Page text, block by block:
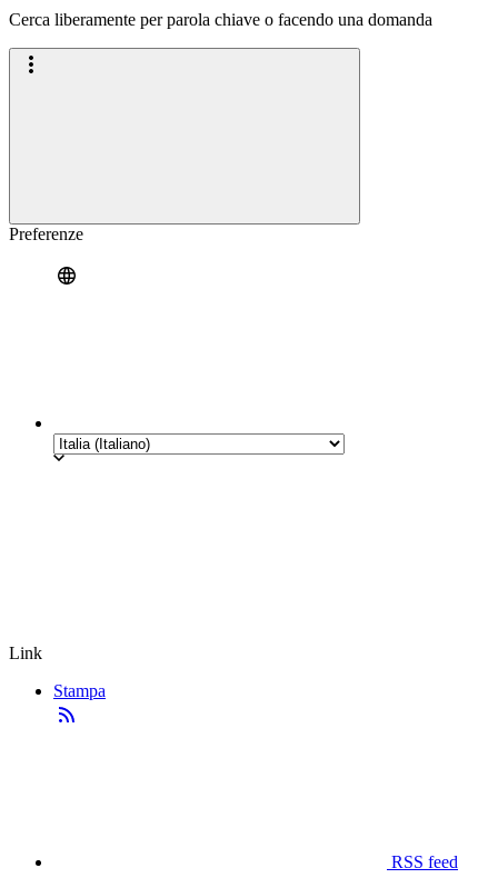
Cerca liberamente per parola chiave o facendo una domanda
Preferenze
Link
Stampa
RSS feed